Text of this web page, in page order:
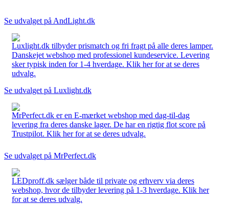
Se udvalget på AndLight.dk
Luxlight.dk tilbyder prismatch og fri fragt på alle deres lamper.
Danskejet webshop med professionel kundeservice. Levering
sker typisk inden for 1-4 hverdage. Klik her for at se deres
udvalg.
Se udvalget på Luxlight.dk
MrPerfect.dk er en E-mærket webshop med dag-til-dag
levering fra deres danske lager. De har en rigtig flot score på
Trustpilot. Klik her for at se deres udvalg.
Se udvalget på MrPerfect.dk
LEDproff.dk sælger både til private og erhverv via deres
webshop, hvor de tilbyder levering på 1-3 hverdage. Klik her
for at se deres udvalg.